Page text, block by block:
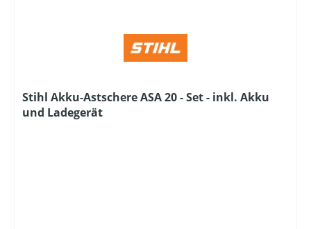
Stihl Akku-Astschere ASA 20 - Set - inkl. Akku
und Ladegerät